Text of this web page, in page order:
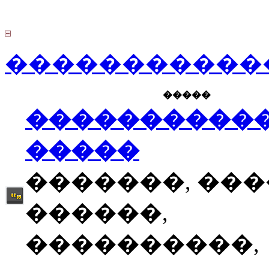
�����
�����
�������,
������,
����������,